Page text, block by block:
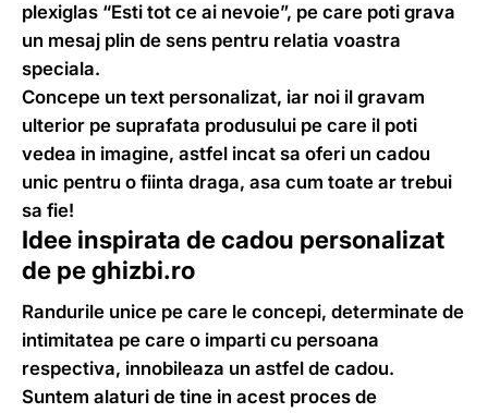
plexiglas “Esti tot ce ai nevoie”, pe care poti grava
un mesaj plin de sens pentru relatia voastra
speciala.
Concepe un text personalizat, iar noi il gravam
ulterior pe suprafata produsului pe care il poti
vedea in imagine, astfel incat sa oferi un cadou
unic pentru o fiinta draga, asa cum toate ar trebui
sa fie!
Idee inspirata de cadou personalizat
de pe ghizbi.ro
Randurile unice pe care le concepi, determinate de
intimitatea pe care o imparti cu persoana
respectiva, innobileaza un astfel de cadou.
Suntem alaturi de tine in acest proces de